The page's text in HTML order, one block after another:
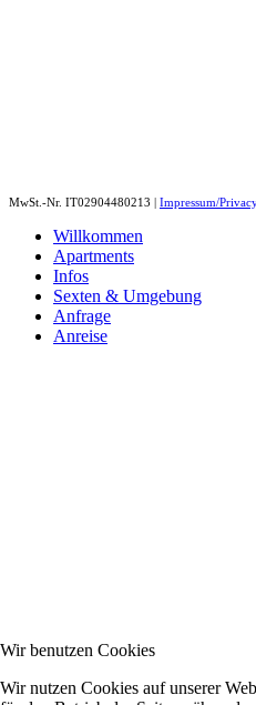
MwSt.-Nr. IT02904480213 | Impressum/
Willkommen
Apartments
Infos
Sexten & Umgebung
Anfrage
Anreise
Wir benutzen Cookies
Wir nutzen Cookies auf unserer